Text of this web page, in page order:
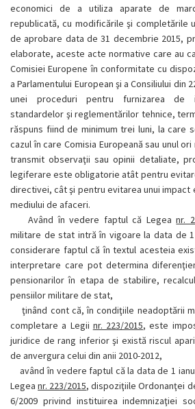
economici de a utiliza aparate de
republicată, cu modificările şi completările
de aprobare data de 31 decembrie 2015,
elaborate, aceste acte normative care au
Comisiei Europene în conformitate cu
a Parlamentului European şi a Consiliului din
unei proceduri pentru furnizarea de
standardelor şi reglementărilor tehnice,
răspuns fiind de minimum trei luni, la care
cazul în care Comisia Europeană sau unul
transmit observaţii sau opinii detaliate,
legiferare este obligatorie atât pentru
directivei, cât şi pentru evitarea unui impact
mediului de afaceri.
Având în vedere faptul că Legeanr.
militare de stat intră în vigoare la data de 1
considerare faptul că în textul acesteia
interpretare care pot determina
pensionarilor în etapa de stabilire,
pensiilor militare de stat,
ţinând cont că, în condiţiile neadoptării
completare a Legii nr. 223/2015, este
juridice de rang inferior şi există riscul
de anvergura celui din anii 2010-2012,
având în vedere faptul că la data de 1
Legeanr. 223/2015, dispoziţiile Ordonanţei
6/2009 privind instituirea indemnizaţiei